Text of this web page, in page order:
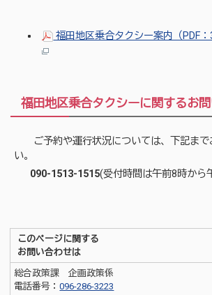
福田地区乗合タクシー案内（PDF
福田地区乗合タクシーに関するお
ご予約や運行状況については、下記まで
い。
090-1513-1515(受付時間は午前8時から
このページに関する
お問い合わせは
総合政策課 企画政策係
電話番号：096-286-3223